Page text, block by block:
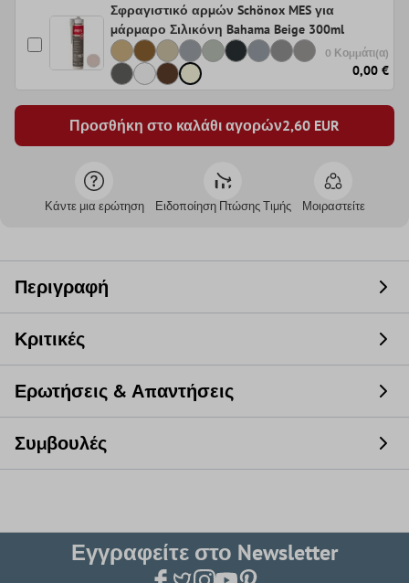
Σφραγιστικό αρμών Schönox MES για
μάρμαρο Σιλικόνη Bahama Beige 300ml
0 Κομμάτι(α)
0,00 €
Προσθήκη στο καλάθι αγορών2,60 EUR
Κάντε μια ερώτηση Ειδοποίηση Πτώσης Τιμής Μοιραστείτε
Περιγραφή
Κριτικές
Ερωτήσεις & Απαντήσεις
Συμβουλές
Εγγραφείτε στο Newsletter